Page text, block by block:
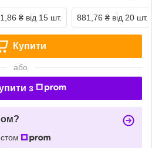
₴ від 15 шт. 881,76 ₴ від 20 шт.
Купити
або
з